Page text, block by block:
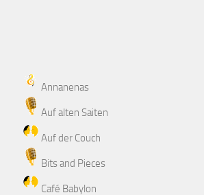
Annanenas
Auf alten Saiten
Auf der Couch
Bits and Pieces
Café Babylon